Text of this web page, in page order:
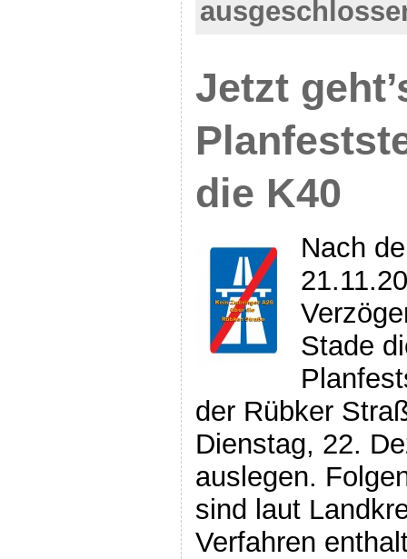
Jetzt
die K40
Nach
Stade
der Rübker
Dienstag, 22.
auslegen.
sind laut
Verfahren